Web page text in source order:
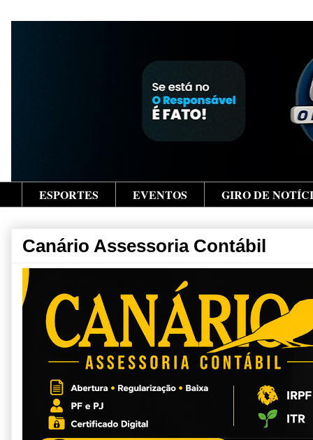
ESPORTES EVENTOS GIRO DE
Canário Assessoria Contábil